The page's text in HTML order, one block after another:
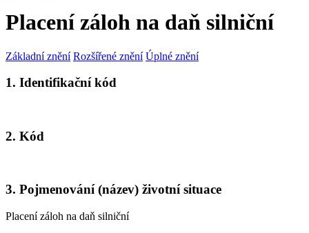
Placení záloh na daň silniční
Základní znění Rozšířené znění Úplné znění
1. Identifikační kód
2. Kód
3. Pojmenování (název) životní situace
Placení záloh na daň silniční